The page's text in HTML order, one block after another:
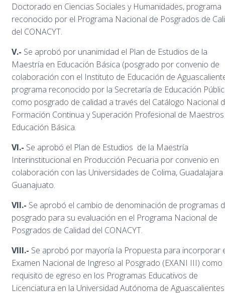
Doctorado en Ciencias Sociales y Humanidades, programa
reconocido por el Programa Nacional de Posgrados de
del CONACYT.
V.- Se aprobó por unanimidad el Plan de Estudios de la
Maestría en Educación Básica (posgrado por convenio de
colaboración con el Instituto de Educación de
programa reconocido por la Secretaría de Educación
como posgrado de calidad a través del Catálogo Nacional
Formación Continua y Superación Profesional de
Educación Básica.
VI.- Se aprobó el Plan de Estudios de la Maestría
Interinstitucional en Producción Pecuaria por convenio en
colaboración con las Universidades de Colima, Guadalajara
Guanajuato.
VII.- Se aprobó el cambio de denominación de programas
posgrado para su evaluación en el Programa Nacional de
Posgrados de Calidad del CONACYT.
VIII.- Se aprobó por mayoría la Propuesta para incorporar
Examen Nacional de Ingreso al Posgrado (EXANI III) como
requisito de egreso en los Programas Educativos de
Licenciatura en la Universidad Autónoma de Aguascalientes